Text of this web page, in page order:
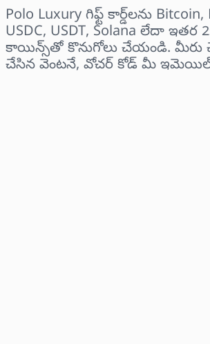
Polo Luxury గిఫ్ట్ కార్డ్‌లను
USDC, USDT, Solana లేదా ఇతర
కాయిన్స్‌తో కొనుగోలు చేయండి. మీరు
చేసిన వెంటనే, వోచర్ కోడ్ మీ